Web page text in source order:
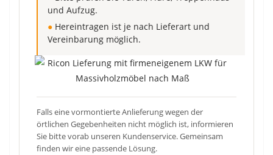
und Aufzug.
● Hereintragen ist je nach Lieferart und
Vereinbarung möglich.
Falls eine vormontierte Anlieferung wegen der
örtlichen Gegebenheiten nicht möglich ist, informieren
Sie bitte vorab unseren Kundenservice. Gemeinsam
finden wir eine passende Lösung.